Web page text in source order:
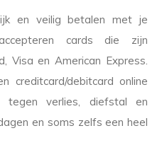
en veilig betalen met je
cards die zijn
Visa en American Express.
creditcard/debitcard online
tegen verlies, diefstal en
en soms zelfs een heel